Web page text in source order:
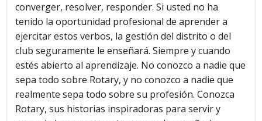
converger, resolver, responder. Si usted no ha
tenido la oportunidad profesional de aprender a
ejercitar estos verbos, la gestión del distrito o del
club seguramente le enseñará. Siempre y cuando
estés abierto al aprendizaje. No conozco a nadie que
sepa todo sobre Rotary, y no conozco a nadie que
realmente sepa todo sobre su profesión. Conozca
Rotary, sus historias inspiradoras para servir y